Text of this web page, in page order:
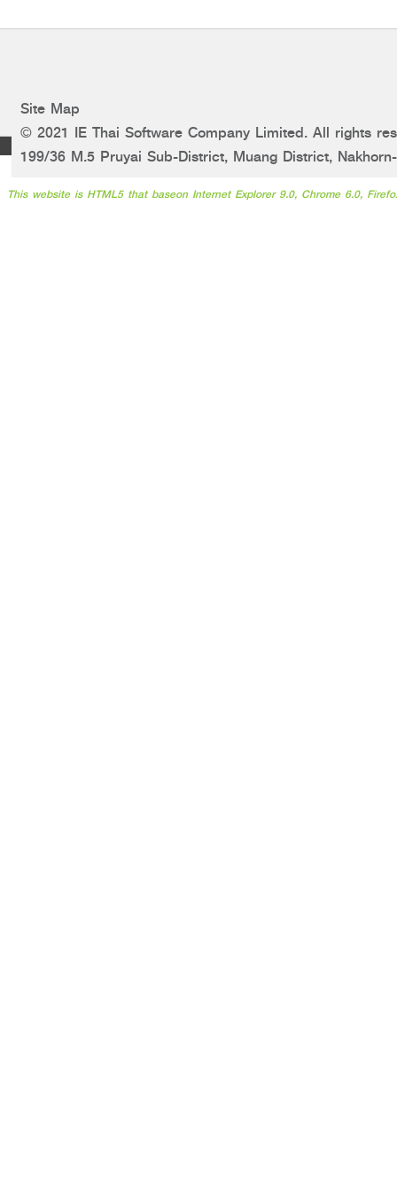
Site Map
© 2021 IE Thai Software Company Limited. All rights
199/36 M.5 Pruyai Sub-District, Muang District,
This website is HTML5 that baseon Internet Explorer 9.0, Chrome 6.0,